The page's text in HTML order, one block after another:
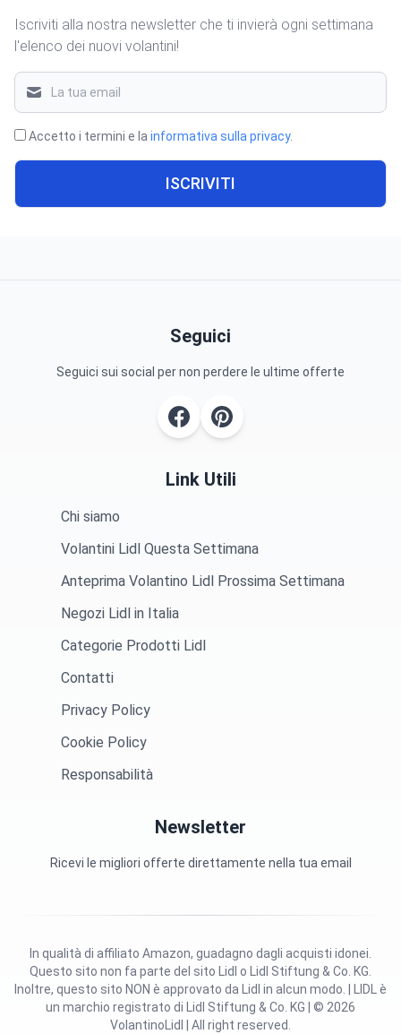
Iscriviti alla nostra newsletter che ti invierà ogni settimana
l'elenco dei nuovi volantini!
Accetto i termini e la informativa sulla privacy.
ISCRIVITI
Seguici
Seguici sui social per non perdere le ultime offerte
Link Utili
Chi siamo
Volantini Lidl Questa Settimana
Anteprima Volantino Lidl Prossima Settimana
Negozi Lidl in Italia
Categorie Prodotti Lidl
Contatti
Privacy Policy
Cookie Policy
Responsabilità
Newsletter
Ricevi le migliori offerte direttamente nella tua email
Questo sito non fa parte del sito Lidl o Lidl Stiftung & Co. KG.
Inoltre, questo sito NON è approvato da Lidl in alcun modo. | LIDL è
un marchio registrato di Lidl Stiftung & Co. KG | © 2026
VolantinoLidl | All right reserved.
In qualità di affiliato Amazon, guadagno dagli acquisti idonei.